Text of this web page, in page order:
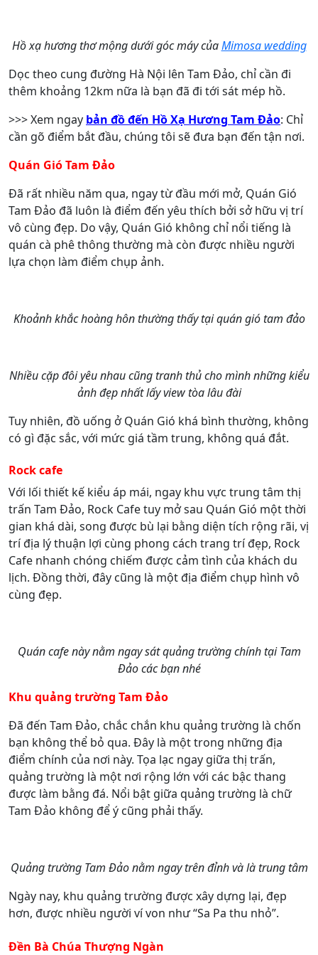
Hồ xạ hương thơ mộng dưới góc máy củaMimosa wedding
Dọc theo cung đường Hà Nội lên Tam Đảo, chỉ cần đi
thêm khoảng 12km nữa là bạn đã đi tới sát mép hồ.
>>> Xem ngay bản đồ đến Hồ Xạ Hương Tam Đảo: Chỉ
cần gõ điểm bắt đầu, chúng tôi sẽ đưa bạn đến tận nơi.
Quán Gió Tam Đảo
Đã rất nhiều năm qua, ngay từ đầu mới mở, Quán Gió
Tam Đảo đã luôn là điểm đến yêu thích bởi sở hữu vị trí
vô cùng đẹp. Do vậy, Quán Gió không chỉ nổi tiếng là
quán cà phê thông thường mà còn được nhiều người
lựa chọn làm điểm chụp ảnh.
Khoảnh khắc hoàng hôn thường thấy tại quán gió tam đảo
Nhiều cặp đôi yêu nhau cũng tranh thủ cho mình những kiểu
ảnh đẹp nhất lấy view tòa lâu đài
Tuy nhiên, đồ uống ở Quán Gió khá bình thường, không
có gì đặc sắc, với mức giá tầm trung, không quá đắt.
Rock cafe
Với lối thiết kế kiểu áp mái, ngay khu vực trung tâm thị
trấn Tam Đảo, Rock Cafe tuy mở sau Quán Gió một thời
gian khá dài, song được bù lại bằng diện tích rộng rãi, vị
trí địa lý thuận lợi cùng phong cách trang trí đẹp, Rock
Cafe nhanh chóng chiếm được cảm tình của khách du
lịch. Đồng thời, đây cũng là một địa điểm chụp hình vô
cùng đẹp.
Quán cafe này nằm ngay sát quảng trường chính tại Tam
Đảo các bạn nhé
Khu quảng trường Tam Đảo
Đã đến Tam Đảo, chắc chắn khu quảng trường là chốn
bạn không thể bỏ qua. Đây là một trong những địa
điểm chính của nơi này. Tọa lạc ngay giữa thị trấn,
quảng trường là một nơi rộng lớn với các bậc thang
được làm bằng đá. Nổi bật giữa quảng trường là chữ
Tam Đảo không để ý cũng phải thấy.
Quảng trường Tam Đảo nằm ngay trên đỉnh và là trung tâm
Ngày nay, khu quảng trường được xây dựng lại, đẹp
hơn, được nhiều người ví von như “Sa Pa thu nhỏ”.
Đền Bà Chúa Thượng Ngàn